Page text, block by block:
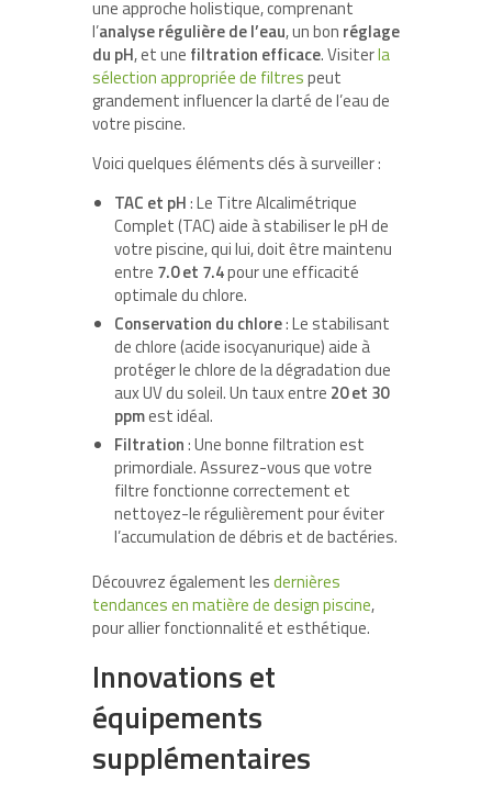
une approche holistique, comprenant
l’analyse régulière de l’eau, un bon réglage
du pH, et une filtration efficace. Visiterla
sélection appropriée de filtrespeut
grandement influencer la clarté de l’eau de
votre piscine.
Voici quelques éléments clés à surveiller :
TAC et pH: Le Titre Alcalimétrique
Complet (TAC) aide à stabiliser le pH de
votre piscine, qui lui, doit être maintenu
entre 7.0 et 7.4pour une efficacité
optimale du chlore.
Conservation du chlore: Le stabilisant
de chlore (acide isocyanurique) aide à
protéger le chlore de la dégradation due
aux UV du soleil. Un taux entre 20 et 30
ppmest idéal.
Filtration: Une bonne filtration est
primordiale. Assurez-vous que votre
filtre fonctionne correctement et
nettoyez-le régulièrement pour éviter
l’accumulation de débris et de bactéries.
Découvrez également lesdernières
tendances en matière de design piscine,
pour allier fonctionnalité et esthétique.
Innovations et
équipements
supplémentaires